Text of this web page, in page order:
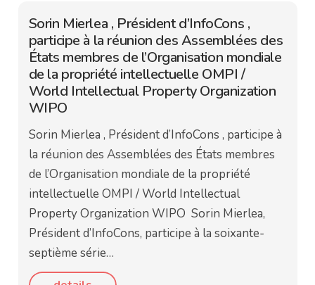
Sorin Mierlea , Président d’InfoCons ,
participe à la réunion des Assemblées des
États membres de l’Organisation mondiale
de la propriété intellectuelle OMPI /
World Intellectual Property Organization
WIPO
Sorin Mierlea , Président d’InfoCons , participe à
la réunion des Assemblées des États membres
de l’Organisation mondiale de la propriété
intellectuelle OMPI / World Intellectual
Property Organization WIPO Sorin Mierlea,
Président d’InfoCons, participe à la soixante-
septième série…